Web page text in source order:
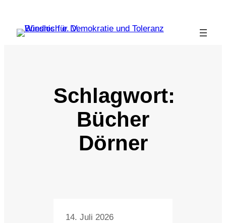
springen
Schlagwort:
Bücher
Dörner
14. Juli 2026